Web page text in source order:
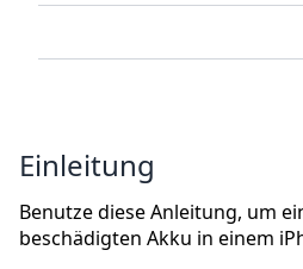
Einleitung
Benutze diese Anleitung, um
beschädigten Akku in einem